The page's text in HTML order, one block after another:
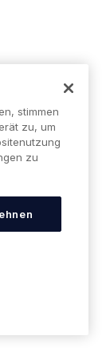
and
stimmen
zu, um
zu